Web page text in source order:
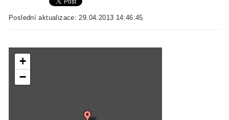
Poslední aktualizace: 29.04.2013 14:46:45
+
−